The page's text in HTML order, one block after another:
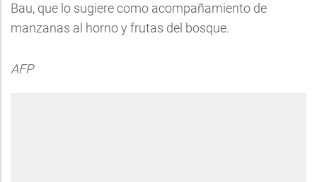
Bau, que lo sugiere como acompañamiento de
manzanas al horno y frutas del bosque.
AFP